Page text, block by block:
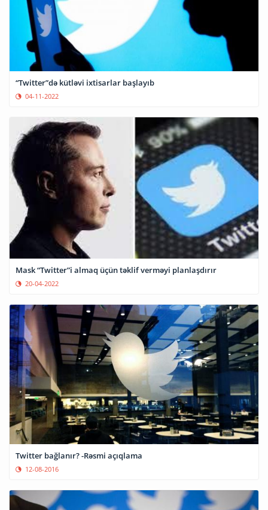
“Twitter”də kütləvi ixtisarlar başlayıb
04-11-2022
Mask “Twitter”i almaq üçün təklif verməyi planlaşdırır
20-04-2022
Twitter bağlanır? -Rəsmi açıqlama
12-08-2016